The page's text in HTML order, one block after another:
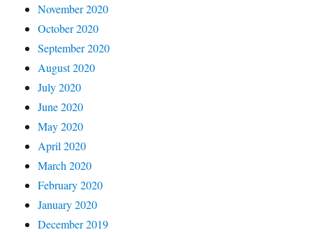
November 2020
October 2020
September 2020
August 2020
July 2020
June 2020
May 2020
April 2020
March 2020
February 2020
January 2020
December 2019